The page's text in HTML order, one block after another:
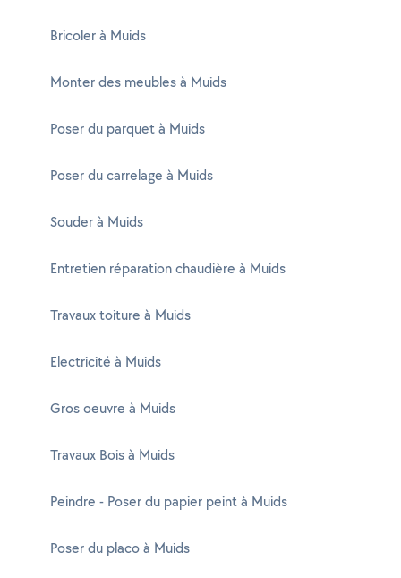
Bricoler à Muids
Monter des meubles à Muids
Poser du parquet à Muids
Poser du carrelage à Muids
Souder à Muids
Entretien réparation chaudière à Muids
Travaux toiture à Muids
Electricité à Muids
Gros oeuvre à Muids
Travaux Bois à Muids
Peindre - Poser du papier peint à Muids
Poser du placo à Muids